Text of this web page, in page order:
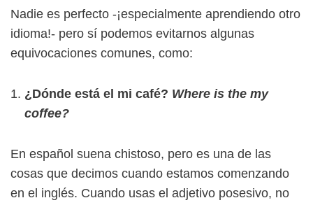
Nadie es perfecto -¡especialmente aprendiendo otro
idioma!- pero sí podemos evitarnos algunas
equivocaciones comunes, como:
¿Dónde está el mi café? Where is the my
coffee?
En español suena chistoso, pero es una de las
cosas que decimos cuando estamos comenzando
en el inglés. Cuando usas el adjetivo posesivo, no